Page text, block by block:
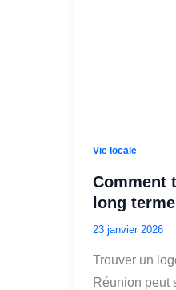
Vie locale
Comment
long
23 janvier 2026
Trouver un
Réunion peut